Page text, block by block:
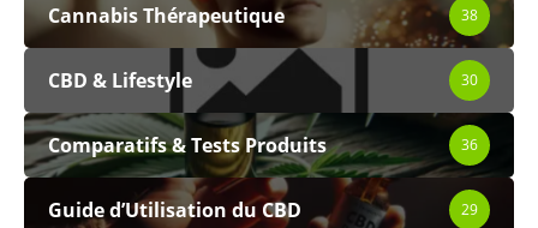
Cannabis Thérapeutique 38
CBD & Lifestyle 30
Comparatifs & Tests Produits 36
Guide d’Utilisation du CBD 29